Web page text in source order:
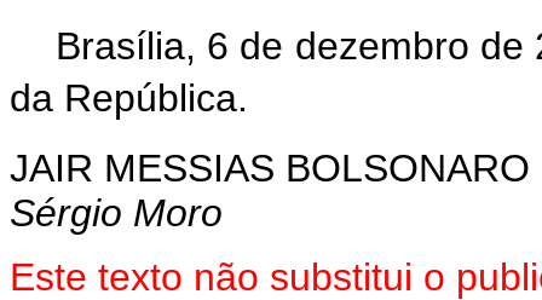
Brasília, 6 de dezembro de
da República.
JAIR MESSIAS BOLSONARO
Sérgio Moro
Este texto não substitui o